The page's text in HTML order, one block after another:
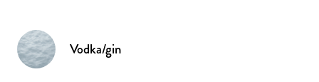
Vodka/gin